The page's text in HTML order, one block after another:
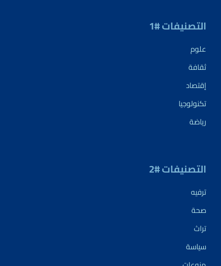
التصنيفات #1
علوم
ثقافة
إقتصاد
تكنولوجيا
رياضة
التصنيفات #2
ترفيه
صحة
تراث
سياسة